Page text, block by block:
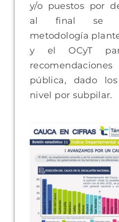
y/o puestos por
al final se
metodología
y el OCyT
pública, dado
nivel por subpilar.